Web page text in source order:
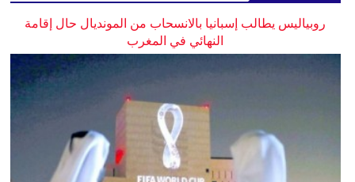
روبياليس يطالب إسبانيا بالانسحاب من المونديال حال إقامة
النهائي في المغرب